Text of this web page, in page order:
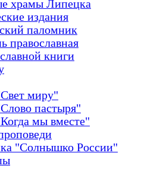
храмы Липецка
издания
паломник
православная
книги
миру"
пастыря"
мы вместе"
"Солнышко России"